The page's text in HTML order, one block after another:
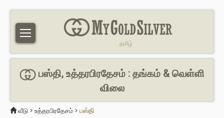
தமிழ்
பஸ்தி, உத்தரபிரதேசம் : தங்கம் & வெள்ளி
விலை
வீடு > உத்தரபிரதேசம் > பஸ்தி